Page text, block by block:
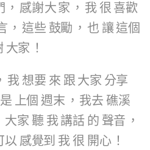
， 感謝⼤家 ， 我很 喜歡
， 這些 鼓勵 ， 也 讓 這個
大家 ！
我 想要 來 跟 大家 分享
上個 週末 ， 我去 礁溪
大家 聽 我講話 的 聲音 ，
以 感覺到 我很 開心 ！